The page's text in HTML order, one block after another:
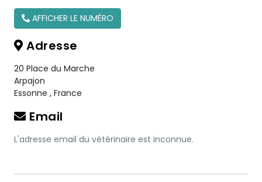
AFFICHER LE NUMÉRO
Adresse
20 Place du Marche
Arpajon
Essonne , France
Email
L'adresse email du vétérinaire est inconnue.